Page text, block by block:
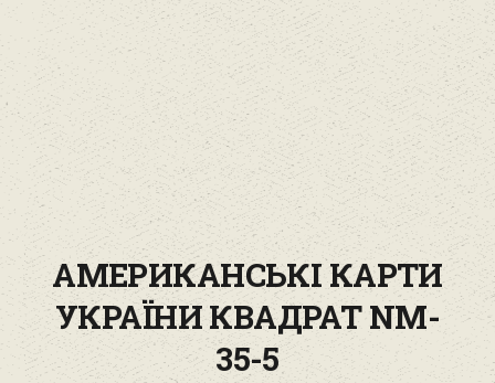
АМЕРИКАНСЬКІ КАРТИ
УКРАЇНИ КВАДРАТ NM-
35-5